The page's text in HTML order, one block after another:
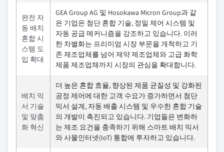
완전 자
동 배치
혼합 시
스템 도
입 확대
GEA Group AG 및 Hosokawa Micron Group과 같
은 기업은 첨단 혼합 기술, 정밀 제어 시스템 및
자동 공급 메커니즘을 강조하고 있습니다. 이러
한 차별화는 프리미엄 시장 부문을 개척하고 기
존 제조업체를 넘어 제약 제조업체와 고급 화학
제품 제조업체까지 시장의 관심을 확대합니다.
배치 믹
서 기술
및 맞춤
화 혁신
더 높은 혼합 효율, 향상된 제품 균질성 및 강화된
공정 제어에 대한 고객 수요가 증가하면서 첨단
믹서 설계, 자동 배출 시스템 및 우수한 혼합 기술
의 개발이 촉진되고 있습니다. 기업들은 변화하
는 제조 요건을 충족하기 위해 스마트 배치 믹서
와 사물인터넷(IoT) 통합에 투자하고 있습니다.